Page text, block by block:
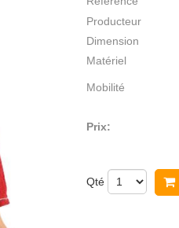
Producteur
Dimension
Matériel
Mobilité
Prix:
Qté